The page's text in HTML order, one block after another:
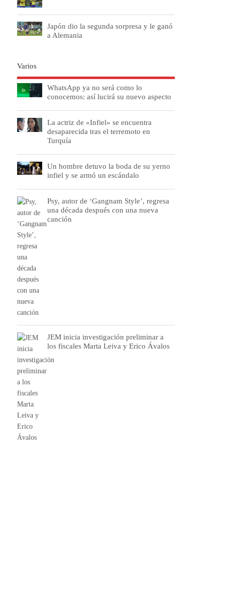
Japón dio la segunda sorpresa y le ganó
a Alemania
Varios
WhatsApp ya no será como lo
conocemos: así lucirá su nuevo aspecto
La actriz de «Infiel» se encuentra
desaparecida tras el terremoto en
Turquía
Un hombre detuvo la boda de su yerno
infiel y se armó un escándalo
Psy, autor de ‘Gangnam Style’, regresa
una década después con una nueva
canción
JEM inicia investigación preliminar a
los fiscales Marta Leiva y Erico Ávalos